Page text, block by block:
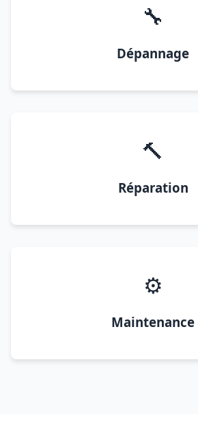
🔧
Dépannage
🔨
Réparation
⚙️
Maintenance